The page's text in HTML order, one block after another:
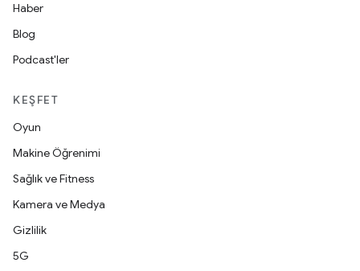
Haber
Blog
Podcast'ler
KEŞFET
Oyun
Makine Öğrenimi
Sağlık ve Fitness
Kamera ve Medya
Gizlilik
5G